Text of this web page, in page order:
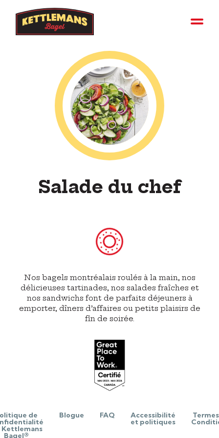
Salade du chef
Nos bagels montréalais roulés à la main, nos
délicieuses tartinades, nos salades fraîches et
nos sandwichs font de parfaits déjeuners à
emporter, dîners d’affaires ou petits plaisirs de
fin de soirée.
de
Kettlemans
Bagel®
Blogue FAQ Accessibilité
et politiques